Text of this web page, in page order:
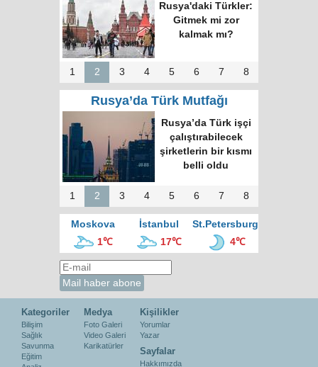
Rusya'daki Türkler:
Gitmek mi zor
kalmak mı?
1 2 3 4 5 6 7 8
Rusya’da Türk Mutfağı
Rusya’da Türk işçi
çalıştırabilecek
şirketlerin bir kısmı
belli oldu
1 2 3 4 5 6 7 8
Moskova İstanbul
St.Petersburg
1℃
17℃ 4℃
Kategoriler
Bilişim
Sağlık
Savunma
Eğitim
Medya
Foto Galeri
Video Galeri
Karikatürler
Kişilikler
Yorumlar
Yazar
Sayfalar
Hakkımızda